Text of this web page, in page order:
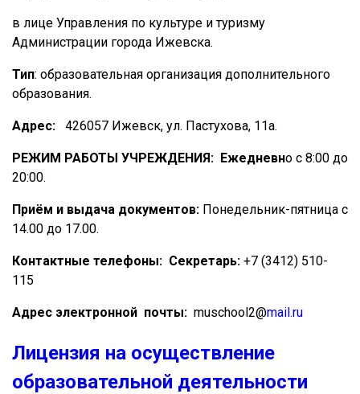
в лице Управления по культуре и туризму
Администрации города Ижевска.
Тип: образовательная организация дополнительного
образования.
Адрес: 426057 Ижевск, ул. Пастухова, 11а.
РЕЖИМ РАБОТЫ УЧРЕЖДЕНИЯ: Ежедневно с 8:00 до
20:00.
Приём и выдача документов: Понедельник-пятница с
14.00 до 17.00.
Контактные телефоны: Секретарь: +7 (3412) 510-
115
Адрес электронной почты: muschool2@mail.ru
Лицензия на осуществление
образовательной деятельности